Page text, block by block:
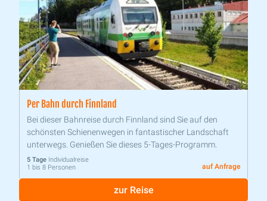
Per Bahn durch Finnland
Bei dieser Bahnreise durch Finnland sind Sie auf den
schönsten Schienenwegen in fantastischer Landschaft
unterwegs. Genießen Sie dieses 5-Tages-Programm.
5 Tage Individualreise
1 bis 8 Personen
auf Anfrage
zur Reise